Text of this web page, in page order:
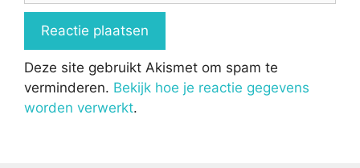
Deze site gebruikt Akismet om spam te
verminderen. Bekijk hoe je reactie gegevens
worden verwerkt.